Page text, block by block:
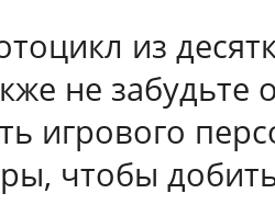
из
не
игрового
чтобы